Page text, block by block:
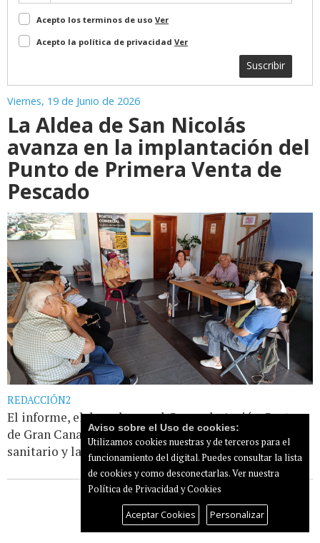
Acepto los terminos de uso Ver
Acepto la política de privacidad Ver
Suscribir
Viernes, 19 de Junio de 2026
La Aldea de San Nicolás
avanza en la implantación del
Punto de Primera Venta de
Pescado
REDACCIÓN2
El informe, elaborado por el Grupo de Acción Costera
de Gran Canaria, establece la extensión del registro
sanitario y la automatización del [...]
Leer más...
Aviso sobre el Uso de cookies:
Utilizamos cookies nuestras y de terceros para el
funcionamiento del digital. Puedes consultar la lista
de cookies y como desconectarlas.Ver nuestra
Política de Privacidad y Cookies
Aceptar Cookies Personalizar